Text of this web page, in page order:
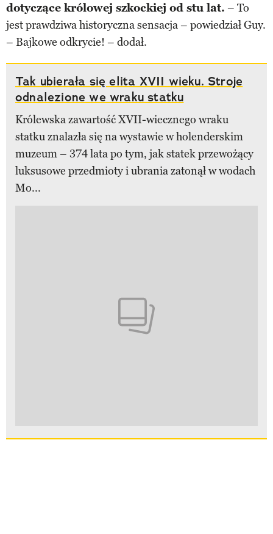
dotyczące królowej szkockiej od stu lat. – To
jest prawdziwa historyczna sensacja – powiedział Guy.
– Bajkowe odkrycie! – dodał.
Tak ubierała się elita XVII wieku. Stroje
odnalezione we wraku statku
Królewska zawartość XVII-wiecznego wraku
statku znalazła się na wystawie w holenderskim
muzeum – 374 lata po tym, jak statek przewożący
luksusowe przedmioty i ubrania zatonął w wodach
Mo...